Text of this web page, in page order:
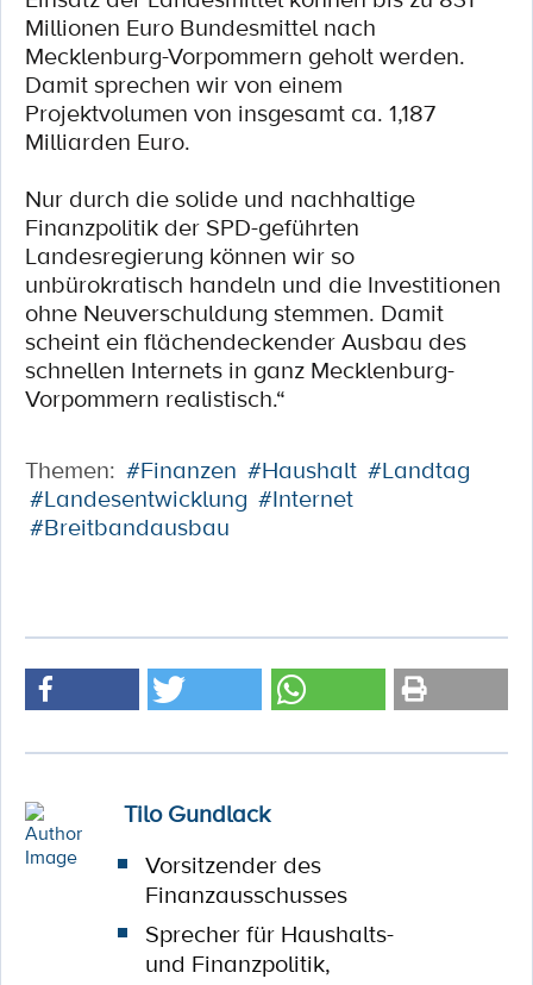
Millionen Euro Bundesmittel nach
Mecklenburg-Vorpommern geholt werden.
Damit sprechen wir von einem
Projektvolumen von insgesamt ca. 1,187
Milliarden Euro.
Nur durch die solide und nachhaltige
Finanzpolitik der SPD-geführten
Landesregierung können wir so
unbürokratisch handeln und die Investitionen
ohne Neuverschuldung stemmen. Damit
scheint ein flächendeckender Ausbau des
schnellen Internets in ganz Mecklenburg-
Vorpommern realistisch.“
Themen: #Finanzen #Haushalt #Landtag
#Landesentwicklung #Internet
#Breitbandausbau
Tilo Gundlack
Vorsitzender des
Finanzausschusses
Sprecher für Haushalts-
und Finanzpolitik,